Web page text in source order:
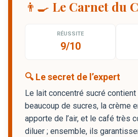
👨‍🍳 Le Carnet du
RÉUSSITE
9/10
🔍 Le secret de l’expert
Le lait concentré sucré contient
beaucoup de sucres, la crème
apporte de l’air, et le café très
diluer ; ensemble, ils